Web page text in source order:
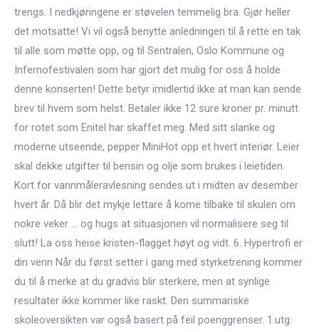
trengs. I nedkjøringene er støvelen temmelig bra. Gjør heller
det motsatte! Vi vil også benytte anledningen til å rette en tak
til alle som møtte opp, og til Sentralen, Oslo Kommune og
Infernofestivalen som har gjort det mulig for oss å holde
denne konserten! Dette betyr imidlertid ikke at man kan sende
brev til hvem som helst. Betaler ikke 12 sure kroner pr. minutt
for rotet som Enitel har skaffet meg. Med sitt slanke og
moderne utseende, pepper MiniHot opp et hvert interiør. Leier
skal dekke utgifter til bensin og olje som brukes i leietiden.
Kort for vannmåleravlesning sendes ut i midten av desember
hvert år. Då blir det mykje lettare å kome tilbake til skulen om
nokre veker … og hugs at situasjonen vil normalisere seg til
slutt! La oss heise kristen-flagget høyt og vidt. 6. Hypertrofi er
din venn Når du først setter i gang med styrketrening kommer
du til å merke at du gradvis blir sterkere, men at synlige
resultater ikke kommer like raskt. Den summariske
skoleoversikten var også basert på feil poenggrenser. ​​1.utg: